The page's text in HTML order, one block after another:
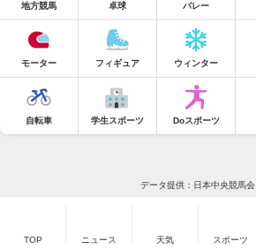
地方競馬 卓球 バレー
モーター フィギュア ウィンター
自転車 学生スポーツ Doスポーツ
データ提供：日本中央競馬会
TOP ニュース 天気 スポーツ